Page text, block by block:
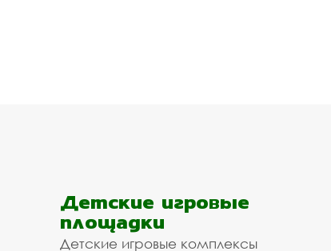
Детские игровые
площадки
Детские игровые комплексы